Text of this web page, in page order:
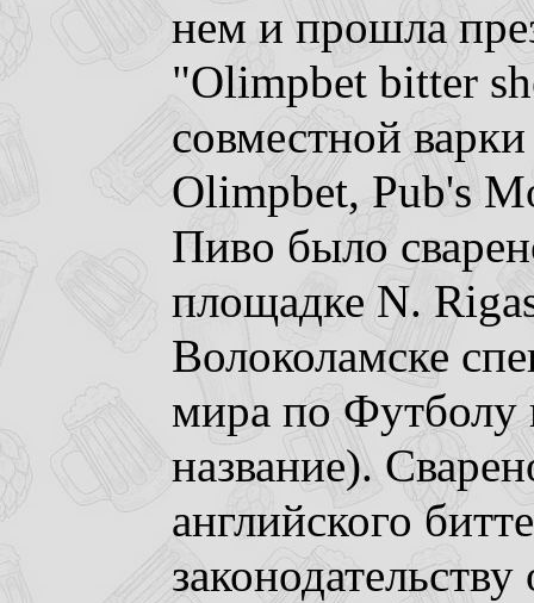
нем и прошла
"Olimpbet bitter
совместной
Olimpbet, Pub's
Пиво было
площадке N.
Волоколамске
мира по Футболу
название).
английского